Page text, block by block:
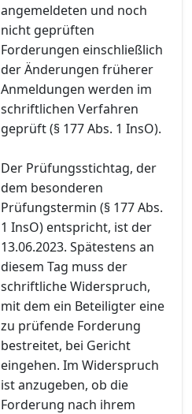
angemeldeten und noch
nicht geprüften
Forderungen einschließlich
der Änderungen früherer
Anmeldungen werden im
schriftlichen Verfahren
geprüft (§ 177 Abs. 1 InsO).
Der Prüfungsstichtag, der
dem besonderen
Prüfungstermin (§ 177 Abs.
1 InsO) entspricht, ist der
13.06.2023. Spätestens an
diesem Tag muss der
schriftliche Widerspruch,
mit dem ein Beteiligter eine
zu prüfende Forderung
bestreitet, bei Gericht
eingehen. Im Widerspruch
ist anzugeben, ob die
Forderung nach ihrem